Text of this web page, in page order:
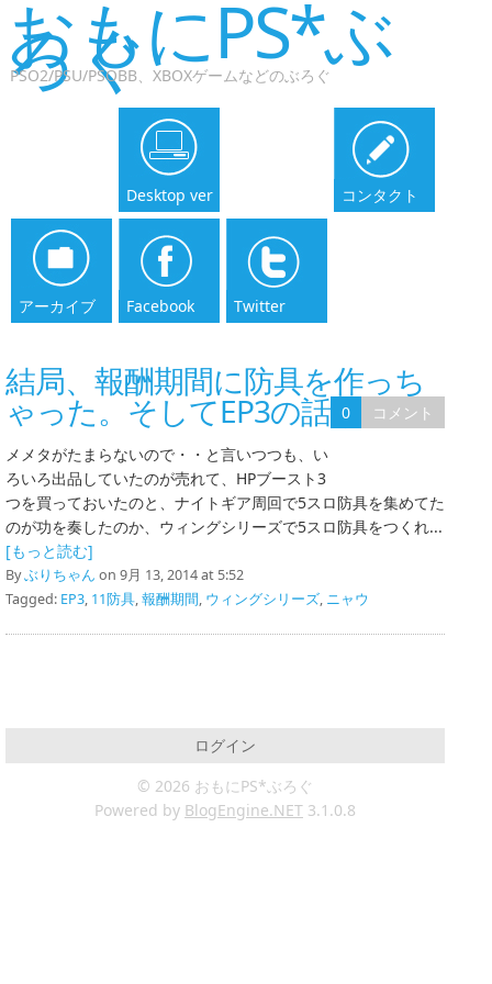
おもにPS*ぶ
ろぐ
PSO2/PSU/PSOBB、XBOXゲームなどのぶろぐ
Desktop ver コンタクト
アーカイブ Facebook Twitter
結局、報酬期間に防具を作っち
ゃった。そしてEP3の話など
0
コメント
メメタがたまらないので・・と言いつつも、い
ろいろ出品していたのが売れて、HPブースト3
つを買っておいたのと、ナイトギア周回で5スロ防具を集めてた
のが功を奏したのか、ウィングシリーズで5スロ防具をつくれ...
[もっと読む]
Byぶりちゃん on 9月 13, 2014 at 5:52
Tagged: EP3, 11防具,報酬期間, ウィングシリーズ, ニャウ
ログイン
© 2026 おもにPS*ぶろぐ
Powered by BlogEngine.NET 3.1.0.8